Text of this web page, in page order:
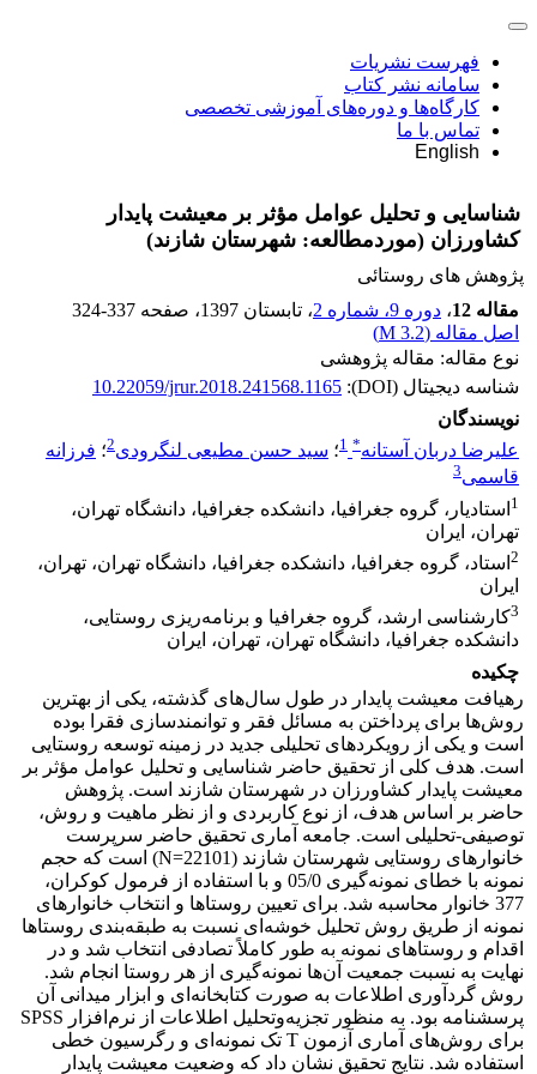
فهرست نشریات
سامانه نشر کتاب
کارگاه‌ها و دوره‌های آموزشی تخصصی
تماس با ما
English
شناسایی و تحلیل عوامل مؤثر بر معیشت پایدار
کشاورزان (موردمطالعه: شهرستان شازند)
پژوهش های روستائی
مقاله 12
، دوره 9، شماره 2 ، تابستان 1397 ، صفحه 324-337
اصل مقاله (3.2 M
)
نوع مقاله: مقاله پژوهشی
شناسه دیجیتال (DOI):
10.22059/jrur.2018.241568.1165
نویسندگان
علیرضا دربان آستانه*
1؛ سید حسن مطیعی لنگرودی2؛ فرزانه
قاسمی3
1 استادیار، گروه جغرافیا، دانشکده جغرافیا، دانشگاه تهران،
تهران، ایران
2 استاد، گروه جغرافیا، دانشکده جغرافیا، دانشگاه تهران، تهران،
ایران
3کارشناسی ارشد، گروه جغرافیا و برنامه‌ریزی روستایی،
دانشکده جغرافیا، دانشگاه تهران، تهران، ایران
چکیده
رهیافت معیشت پایدار در طول سال‌های گذشته، یکی از بهترین
روش‌ها برای پرداختن به مسائل فقر و توانمندسازی فقرا بوده
است و یکی از رویکردهای تحلیلی جدید در زمینه توسعه روستایی
است. هدف کلی از تحقیق حاضر شناسایی و تحلیل عوامل مؤثر بر
معیشت پایدار کشاورزان در شهرستان شازند است. پژوهش
حاضر بر اساس هدف، از نوع کاربردی و از نظر ماهیت و روش،
توصیفی-تحلیلی است. جامعه آماری تحقیق حاضر سرپرست
خانوارهای روستایی شهرستان شازند (22101=N) است که حجم
نمونه با خطای نمونه‌گیری 05/0 و با استفاده از فرمول کوکران،
377 خانوار محاسبه شد. برای تعیین روستاها و انتخاب خانوارهای
نمونه از طریق روش تحلیل خوشه‌ای نسبت به طبقه‌بندی روستاها
اقدام و روستاهای نمونه به طور کاملاً تصادفی انتخاب شد و در
نهایت به نسبت جمعیت آن‌ها نمونه‌گیری از هر روستا انجام شد.
روش گردآوری اطلاعات به صورت کتابخانه‌ای و ابزار میدانی آن
پرسشنامه بود. به منظور تجزیه‌وتحلیل اطلاعات از نرم‌افزار SPSS
برای روش‌های آماری آزمون T تک نمونه‌ای و رگرسیون خطی
استفاده شد. نتایج تحقیق نشان داد که وضعیت معیشت پایدار